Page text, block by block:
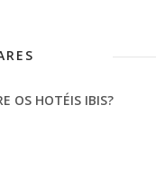
OS HOTÉIS IBIS?